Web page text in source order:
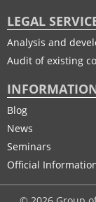
LEGAL
Analysis and
Audit of existing
Blog
News
Seminars
Official